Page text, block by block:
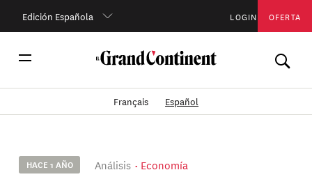
Edición Española LOGIN OFERTA
Français Español
HACE 1 AÑO Análisis Economía